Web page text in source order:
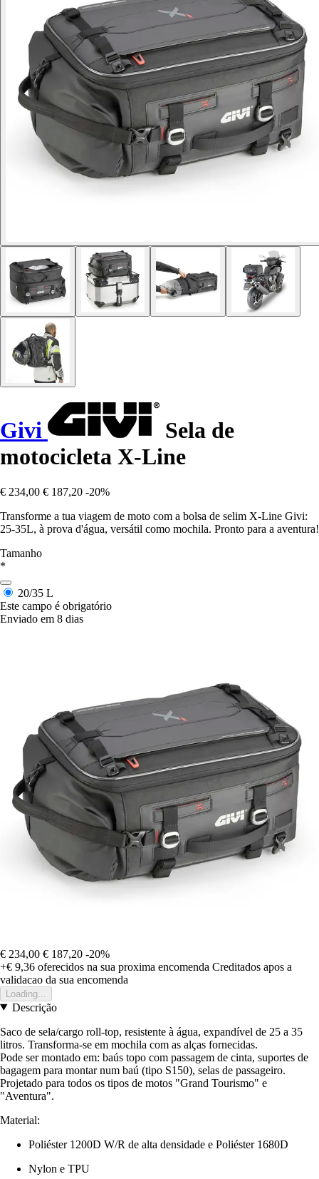
Givi
Sela de
motocicleta X-Line
€ 234,00 € 187,20 -20%
Transforme a tua viagem de moto com a bolsa de selim X-Line Givi:
25-35L, à prova d'água, versátil como mochila. Pronto para a aventura!
Tamanho
*
20/35 L
Este campo é obrigatório
Enviado em 8 dias
€ 234,00 € 187,20 -20%
+€ 9,36 oferecidos na sua proxima encomenda Creditados apos a
validacao da sua encomenda
Loading...
Descrição
Saco de sela/cargo roll-top, resistente à água, expandível de 25 a 35
litros. Transforma-se em mochila com as alças fornecidas.
Pode ser montado em: baús topo com passagem de cinta, suportes de
bagagem para montar num baú (tipo S150), selas de passageiro.
Projetado para todos os tipos de motos "Grand Tourismo" e
"Aventura".
Material:
Poliéster 1200D W/R de alta densidade e Poliéster 1680D
Nylon e TPU